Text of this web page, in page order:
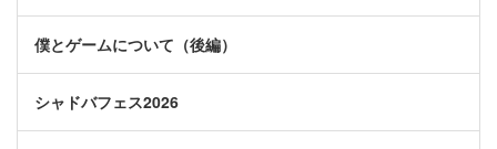
僕とゲームについて（後編）
シャドバフェス2026